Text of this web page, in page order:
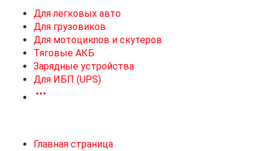
Для легковых авто
Для грузовиков
Для мотоциклов и скутеров
Тяговые АКБ
Зарядные устройства
Для ИБП (UPS)
Главная страница